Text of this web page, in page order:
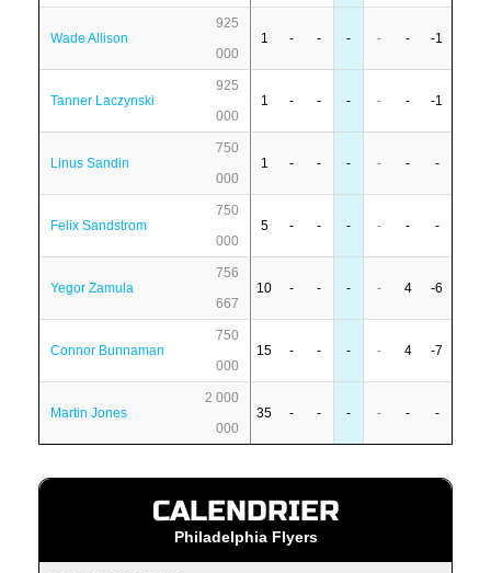
Wade Allison
925
000
1 - - - - - -1
Tanner Laczynski
925
000
1 - - - - - -1
Linus Sandin
750
000
1 - - - - - -
Felix Sandstrom
750
000
5 - - - - - -
Yegor Zamula
756
667
10 - - - - 4 -6
Connor Bunnaman
750
000
15 - - - - 4 -7
Martin Jones
2 000
000
35 - - - - - -
CALENDRIER
Philadelphia Flyers